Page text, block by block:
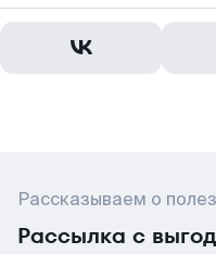
Рассказываем о
Рассылка с